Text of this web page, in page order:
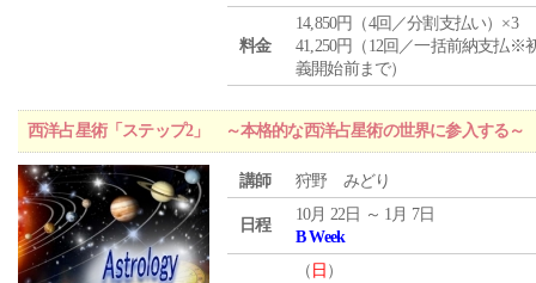
料金
14,850円（4回／分割支払い）×3
41,250円（12回／一括前納支払※
義開始前まで）
西洋占星術「ステップ2」 ～本格的な西洋占星術の世界に参入する～
講師 狩野 みどり
日程
10月 22日 ～ 1月 7日
B Week
（ 日 ）